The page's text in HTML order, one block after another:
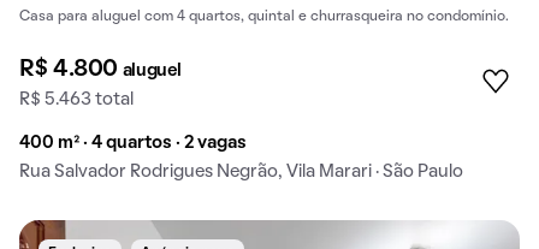
Casa para aluguel com 4 quartos, quintal e churrasqueira no condomínio.
R$ 4.800 aluguel
R$ 5.463 total
400 m² · 4 quartos · 2 vagas
Rua Salvador Rodrigues Negrão, Vila Marari · São Paulo